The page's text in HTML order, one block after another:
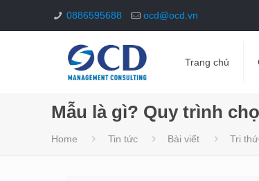
0886595688 ocd@ocd.vn
Trang chủ
Mẫu là gì? Quy trình
Home Tin tức Bài viết Tri